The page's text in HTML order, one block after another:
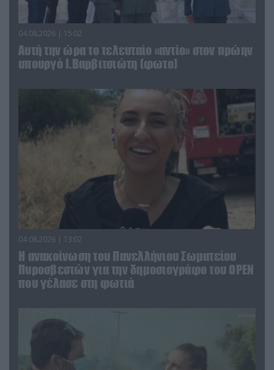
04.08.2026 | 15:02
Αυτή την ώρα το τελευταίο «αντίο» στον πρώην
υπουργό Ι.Βαρβιτσιώτη (φωτο)
04.08.2026 | 13:02
Η ανακοίνωση του Πανελλήνιου Σωματείου
Πυροσβεστών για την δημοσιογράφο του OPEN
που γέλασε στη φωτιά